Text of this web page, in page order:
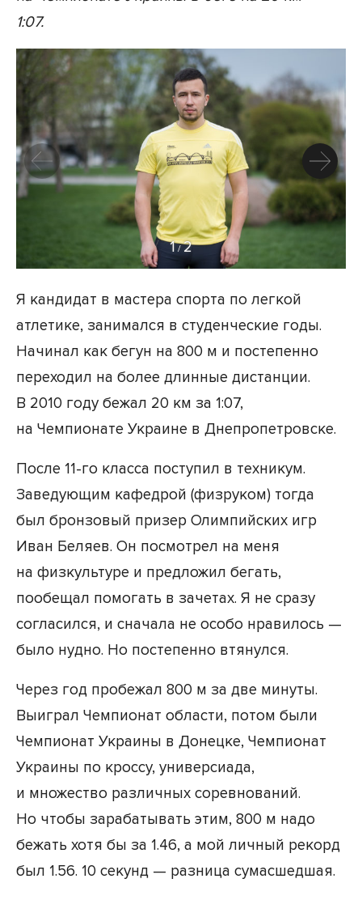
1:07.
1 / 2
Я кандидат в мастера спорта по легкой
атлетике, занимался в студенческие годы.
Начинал как бегун на 800 м и постепенно
переходил на более длинные дистанции.
В 2010 году бежал 20 км за 1:07,
на Чемпионате Украине в Днепропетровске.
После 11-го класса поступил в техникум.
Заведующим кафедрой (физруком) тогда
был бронзовый призер Олимпийских игр
Иван Беляев. Он посмотрел на меня
на физкультуре и предложил бегать,
пообещал помогать в зачетах. Я не сразу
согласился, и сначала не особо нравилось —
было нудно. Но постепенно втянулся.
Через год пробежал 800 м за две минуты.
Выиграл Чемпионат области, потом были
Чемпионат Украины в Донецке, Чемпионат
Украины по кроссу, универсиада,
и множество различных соревнований.
Но чтобы зарабатывать этим, 800 м надо
бежать хотя бы за 1.46, а мой личный рекорд
был 1.56. 10 секунд — разница сумасшедшая.